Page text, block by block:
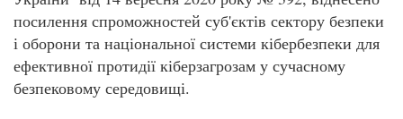
посилення спроможностей суб'єктів сектору безпеки
і оборони та національної системи кібербезпеки для
ефективної протидії кіберзагрозам у сучасному
безпековому середовищі.